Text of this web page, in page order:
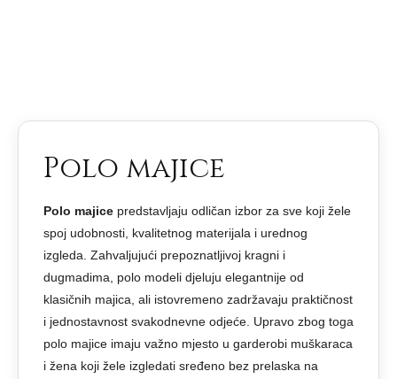
Polo majice
Polo majice predstavljaju odličan izbor za sve koji žele
spoj udobnosti, kvalitetnog materijala i urednog
izgleda. Zahvaljujući prepoznatljivoj kragni i
dugmadima, polo modeli djeluju elegantnije od
klasičnih majica, ali istovremeno zadržavaju praktičnost
i jednostavnost svakodnevne odjeće. Upravo zbog toga
polo majice imaju važno mjesto u garderobi muškaraca
i žena koji žele izgledati sređeno bez prelaska na